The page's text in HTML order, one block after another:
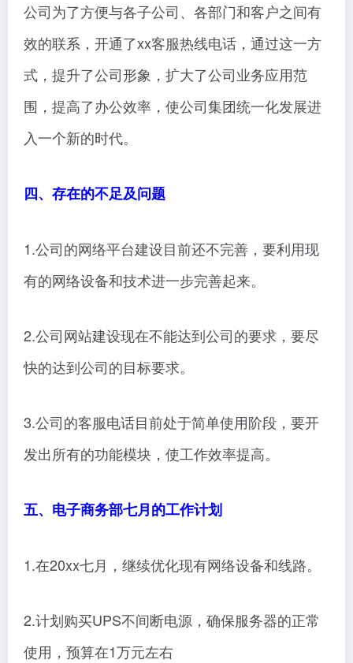
公司为了方便与各子公司、各部门和客户之间有
效的联系，开通了xx客服热线电话，通过这一方
式，提升了公司形象，扩大了公司业务应用范
围，提高了办公效率，使公司集团统一化发展进
入一个新的时代。
四、存在的不足及问题
1.公司的网络平台建设目前还不完善，要利用现
有的网络设备和技术进一步完善起来。
2.公司网站建设现在不能达到公司的要求，要尽
快的达到公司的目标要求。
3.公司的客服电话目前处于简单使用阶段，要开
发出所有的功能模块，使工作效率提高。
五、电子商务部七月的工作计划
1.在20xx七月，继续优化现有网络设备和线路。
2.计划购买UPS不间断电源，确保服务器的正常
使用，预算在1万元左右